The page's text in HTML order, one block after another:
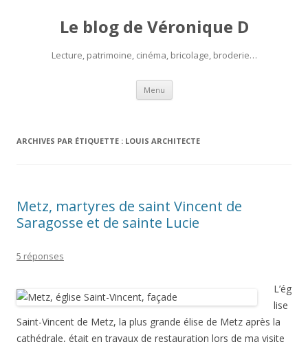
Le blog de Véronique D
Lecture, patrimoine, cinéma, bricolage, broderie…
Menu Aller
contenu
ARCHIVES PAR ÉTIQUETTE : LOUIS ARCHITECTE
Metz, martyres de saint Vincent de
Saragosse et de sainte Lucie
5 réponses
L’ég
lise
Saint-Vincent de Metz, la plus grande élise de Metz après la
cathédrale, était en travaux de restauration lors de ma visite